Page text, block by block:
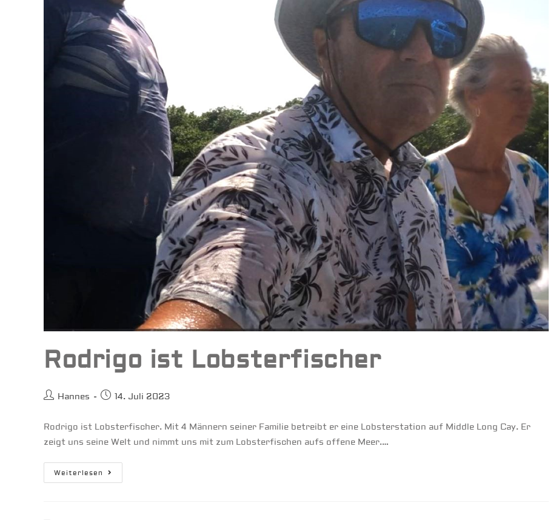
Rodrigo ist Lobsterfischer
Beitrags-
Hannes
Beitrag
14. Juli 2023
Rodrigo ist Lobsterfischer. Mit 4 Männern seiner Familie betreibt er eine Lobsterstation auf Middle Long Cay. Er
zeigt uns seine Welt und nimmt uns mit zum Lobsterfischen aufs offene Meer.…
Weiterlesen Rodrigo
Ist